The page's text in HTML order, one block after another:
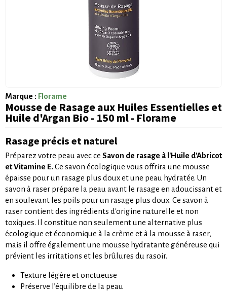
Marque : Florame
Mousse de Rasage aux Huiles Essentielles et
Huile d'Argan Bio - 150 ml - Florame
Rasage précis et naturel
Préparez votre peau avec ce Savon de rasage à l'Huile d'Abricot
et Vitamine E. Ce savon écologique vous offrira une mousse
épaisse pour un rasage plus doux et une peau hydratée. Un
savon à raser prépare la peau avant le rasage en adoucissant et
en soulevant les poils pour un rasage plus doux. Ce savon à
raser contient des ingrédients d'origine naturelle et non
toxiques. Il constitue non seulement une alternative plus
écologique et économique à la crème et à la mousse à raser,
mais il offre également une mousse hydratante généreuse qui
prévient les irritations et les brûlures du rasoir.
Texture légère et onctueuse
Préserve l’équilibre de la peau